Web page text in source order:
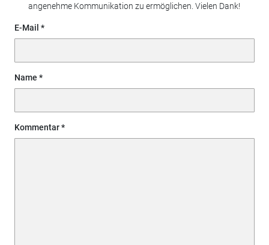
angenehme Kommunikation zu ermöglichen. Vielen Dank!
E-Mail
Name
Kommentar